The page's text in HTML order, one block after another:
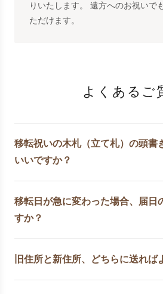
りいたします。 遠方へのお祝いで
ただけます。
よくあるご
移転祝いの木札（立て札）の頭書
いいですか？
移転日が急に変わった場合、届日
すか？
旧住所と新住所、どちらに送れば